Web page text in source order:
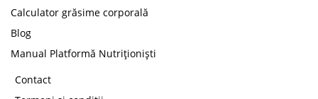
Calculator grăsime corporală
Blog
Manual Platformă Nutriționiști
Contact